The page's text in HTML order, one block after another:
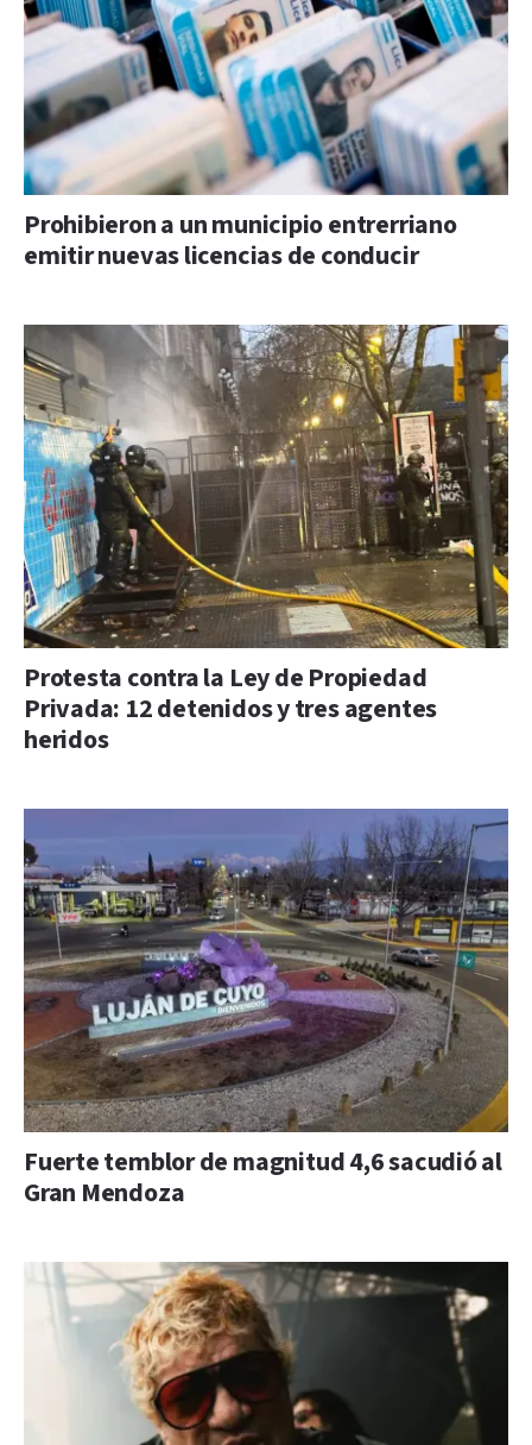
Prohibieron a un municipio entrerriano
emitir nuevas licencias de conducir
Protesta contra la Ley de Propiedad
Privada: 12 detenidos y tres agentes
heridos
Fuerte temblor de magnitud 4,6 sacudió al
Gran Mendoza